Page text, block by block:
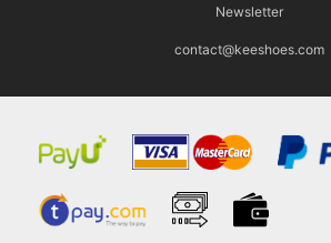
Newsletter
contact@keeshoes.com